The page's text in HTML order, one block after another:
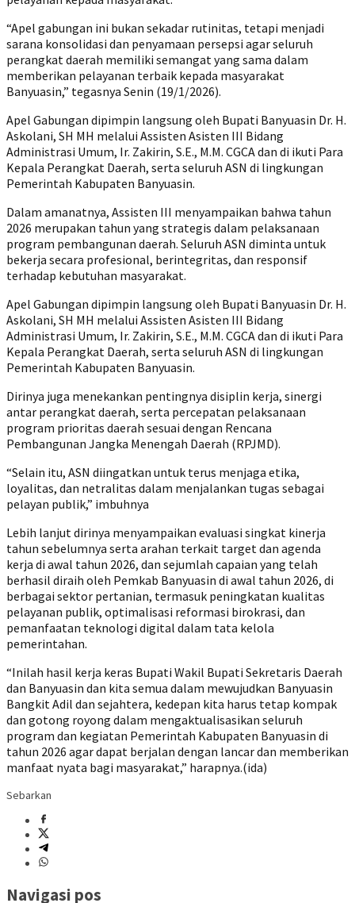
“Apel gabungan ini bukan sekadar rutinitas, tetapi menjadi
sarana konsolidasi dan penyamaan persepsi agar seluruh
perangkat daerah memiliki semangat yang sama dalam
memberikan pelayanan terbaik kepada masyarakat
Banyuasin,” tegasnya Senin (19/1/2026).
Apel Gabungan dipimpin langsung oleh Bupati Banyuasin Dr. H.
Askolani, SH MH melalui Assisten Asisten III Bidang
Administrasi Umum, Ir. Zakirin, S.E., M.M. CGCA dan di ikuti Para
Kepala Perangkat Daerah, serta seluruh ASN di lingkungan
Pemerintah Kabupaten Banyuasin.
Dalam amanatnya, Assisten III menyampaikan bahwa tahun
2026 merupakan tahun yang strategis dalam pelaksanaan
program pembangunan daerah. Seluruh ASN diminta untuk
bekerja secara profesional, berintegritas, dan responsif
terhadap kebutuhan masyarakat.
Apel Gabungan dipimpin langsung oleh Bupati Banyuasin Dr. H.
Askolani, SH MH melalui Assisten Asisten III Bidang
Administrasi Umum, Ir. Zakirin, S.E., M.M. CGCA dan di ikuti Para
Kepala Perangkat Daerah, serta seluruh ASN di lingkungan
Pemerintah Kabupaten Banyuasin.
Dirinya juga menekankan pentingnya disiplin kerja, sinergi
antar perangkat daerah, serta percepatan pelaksanaan
program prioritas daerah sesuai dengan Rencana
Pembangunan Jangka Menengah Daerah (RPJMD).
“Selain itu, ASN diingatkan untuk terus menjaga etika,
loyalitas, dan netralitas dalam menjalankan tugas sebagai
pelayan publik,” imbuhnya
Lebih lanjut dirinya menyampaikan evaluasi singkat kinerja
tahun sebelumnya serta arahan terkait target dan agenda
kerja di awal tahun 2026, dan sejumlah capaian yang telah
berhasil diraih oleh Pemkab Banyuasin di awal tahun 2026, di
berbagai sektor pertanian, termasuk peningkatan kualitas
pelayanan publik, optimalisasi reformasi birokrasi, dan
pemanfaatan teknologi digital dalam tata kelola
pemerintahan.
“Inilah hasil kerja keras Bupati Wakil Bupati Sekretaris Daerah
dan Banyuasin dan kita semua dalam mewujudkan Banyuasin
Bangkit Adil dan sejahtera, kedepan kita harus tetap kompak
dan gotong royong dalam mengaktualisasikan seluruh
program dan kegiatan Pemerintah Kabupaten Banyuasin di
tahun 2026 agar dapat berjalan dengan lancar dan memberikan
manfaat nyata bagi masyarakat,” harapnya.(ida)
Sebarkan
Navigasi pos